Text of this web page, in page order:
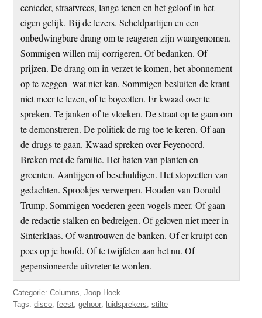
eenieder, straatvrees, lange tenen en het geloof in het
eigen gelijk. Bij de lezers. Scheldpartijen en een
onbedwingbare drang om te reageren zijn waargenomen.
Sommigen willen mij corrigeren. Of bedanken. Of
prijzen. De drang om in verzet te komen, het abonnement
op te zeggen- wat niet kan. Sommigen besluiten de krant
niet meer te lezen, of te boycotten. Er kwaad over te
spreken. Te janken of te vloeken. De straat op te gaan om
te demonstreren. De politiek de rug toe te keren. Of aan
de drugs te gaan. Kwaad spreken over Feyenoord.
Breken met de familie. Het haten van planten en
groenten. Aantijgen of beschuldigen. Het stopzetten van
gedachten. Sprookjes verwerpen. Houden van Donald
Trump. Sommigen voederen geen vogels meer. Of gaan
de redactie stalken en bedreigen. Of geloven niet meer in
Sinterklaas. Of wantrouwen de banken. Of er kruipt een
poes op je hoofd. Of te twijfelen aan het nu. Of
gepensioneerde uitvreter te worden.
Categorie:Columns,Joop Hoek
Tags:disco,feest,gehoor, luidsprekers,stilte